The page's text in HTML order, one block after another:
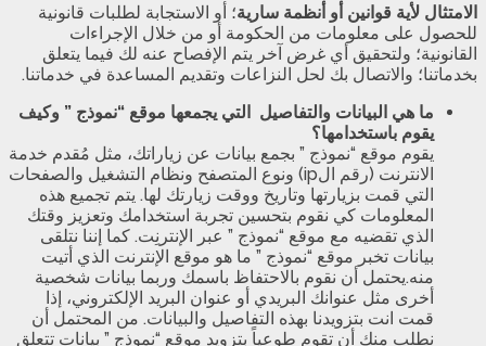
الامتثال لأية قوانين أو أنظمة سارية؛ أو الاستجابة لطلبات قانونية
للحصول على معلومات من الحكومة أو من خلال الإجراءات
القانونية؛ ولتحقيق أي غرض آخر يتم الإفصاح عنه لك فيما يتعلق
بخدماتنا؛ والاتصال بك لحل النزاعات وتقديم المساعدة في خدماتنا.
ما هي البيانات والتفاصيل التي يجمعها موقع “نموذج ” وكيف
يقوم باستخدامها؟
يقوم موقع “نموذج ” بجمع بيانات عن زياراتك، مثل مُقدم خدمة
الانترنت (رقم الip) ونوع المتصفح ونظام التشغيل والصفحات
التي قمت بزيارتها وتاريخ ووقت زيارتك لها. يتم تجميع هذه
المعلومات كي نقوم بتحسين تجربة استخدامك وتعزيز وقتك
الذي تقضيه مع موقع “نموذج ” عبر الإنترنِت. كما إننا نتلقى
بيانات تخبر موقع “نموذج ” ما هو موقع الإنترنت الذي أتيت
منه.يحتمل أن نقوم بالاحتفاظ باسمك وربما بيانات شخصية
أخرى مثل عنوانك البريدي أو عنوان البريد الإلكتروني، إذا
قمت انت بتزويدنا بهذه التفاصيل والبيانات. من المحتمل أن
نطلب منك أن تقوم طوعياً بتزويد موقع “نموذج ” بيانات تتعلق